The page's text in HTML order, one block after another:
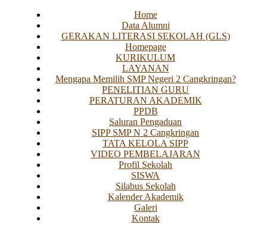
Home
Data Alumni
GERAKAN LITERASI SEKOLAH (GLS)
Homepage
KURIKULUM
LAYANAN
Mengapa Memilih SMP Negeri 2 Cangkringan?
PENELITIAN GURU
PERATURAN AKADEMIK
PPDB
Saluran Pengaduan
SIPP SMP N 2 Cangkringan
TATA KELOLA SIPP
VIDEO PEMBELAJARAN
Profil Sekolah
SISWA
Silabus Sekolah
Kalender Akademik
Galeri
Kontak